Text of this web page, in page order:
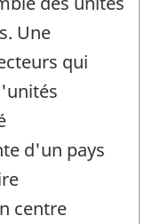
Une
qui
d'un pays
centre